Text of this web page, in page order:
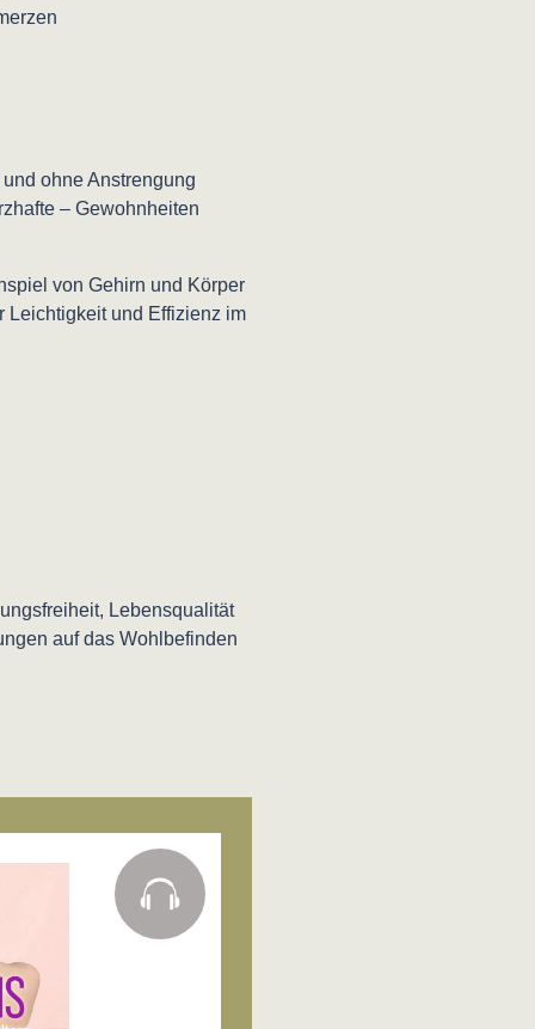
ohne Anstrengung
– Gewohnheiten
von Gehirn und Körper
Leichtigkeit und Effizienz im
Lebensqualität
auf das Wohlbefinden